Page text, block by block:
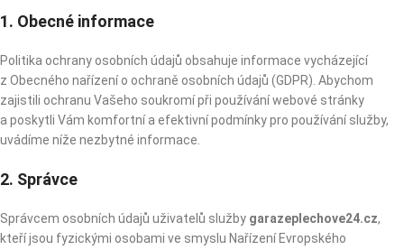
1. Obecné informace
Politika ochrany osobních údajů obsahuje informace vycházející
z Obecného nařízení o ochraně osobních údajů (GDPR). Abychom
zajistili ochranu Vašeho soukromí při používání webové stránky
a poskytli Vám komfortní a efektivní podmínky pro používání služby,
uvádíme níže nezbytné informace.
2. Správce
Správcem osobních údajů uživatelů služby garazeplechove24.cz,
kteří jsou fyzickými osobami ve smyslu Nařízení Evropského